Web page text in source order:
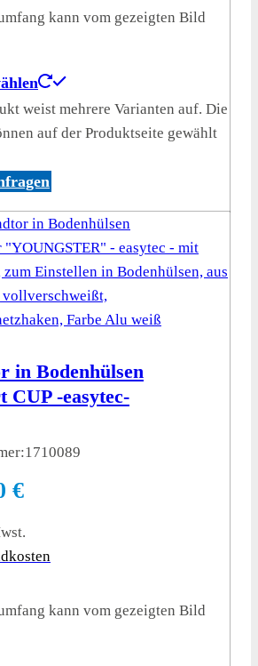
kann vom gezeigten Bild
weist mehrere Varianten auf. Die
auf der Produktseite gewählt
in Bodenhülsen
CUP -easytec-
1710089
€
kann vom gezeigten Bild